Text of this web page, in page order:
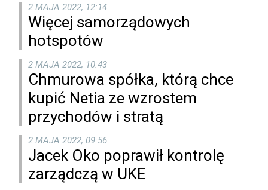
2 MAJA 2022, 12:14
Więcej samorządowych
hotspotów
2 MAJA 2022, 10:43
Chmurowa spółka, którą chce
kupić Netia ze wzrostem
przychodów i stratą
2 MAJA 2022, 09:56
Jacek Oko poprawił kontrolę
zarządczą w UKE